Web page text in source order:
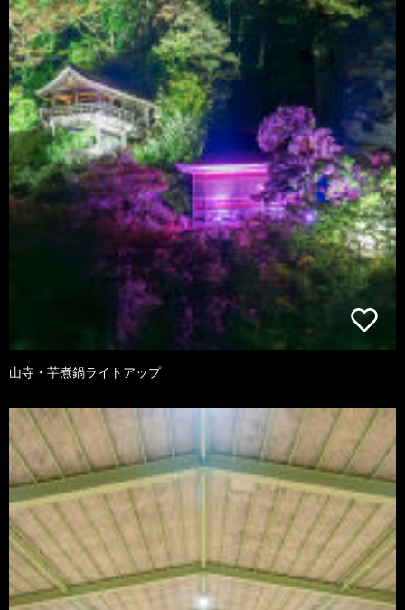
山寺・芋煮鍋ライトアップ